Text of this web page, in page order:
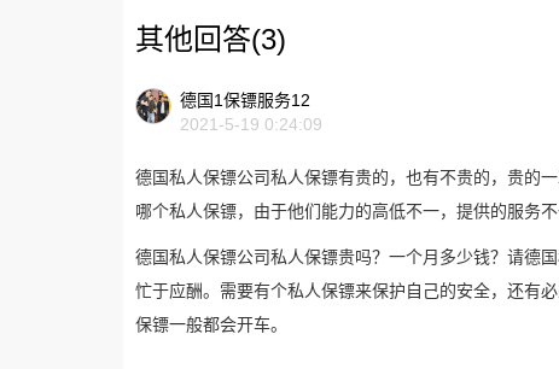
其他回答(3)
德国1保镖服务12
2021-5-19 0:24:09
德国私人保镖公司私人保镖有贵的，也有不贵的，贵的
哪个私人保镖，由于他们能力的高低不一，提供的服务不
德国私人保镖公司私人保镖贵吗？一个月多少钱？请德
忙于应酬。需要有个私人保镖来保护自己的安全，还有
保镖一般都会开车。